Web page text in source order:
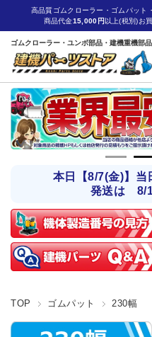
高品質ゴムクローラー・ゴムパット
商品代金15,000円 以上(税別)お
ゴムクローラー・ユンボ部品・建機重機部
本日【8/7(金)】当
発送は 8/
TOP ゴムパット 230幅